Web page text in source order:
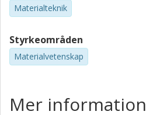
Materialteknik
Styrkeområden
Materialvetenskap
Mer information